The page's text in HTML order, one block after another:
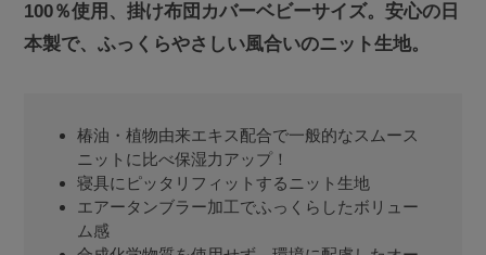
100％使用、掛け布団カバーベビーサイズ。安心の日
本製で、ふっくらやさしい風合いのニット生地。
椿油・植物由来エキス配合で一般的なスムース
ニットに比べ保湿力アップ！
寝具にピッタリフィットするニット生地
エアータンブラー加工でふっくらしたボリュー
ム感